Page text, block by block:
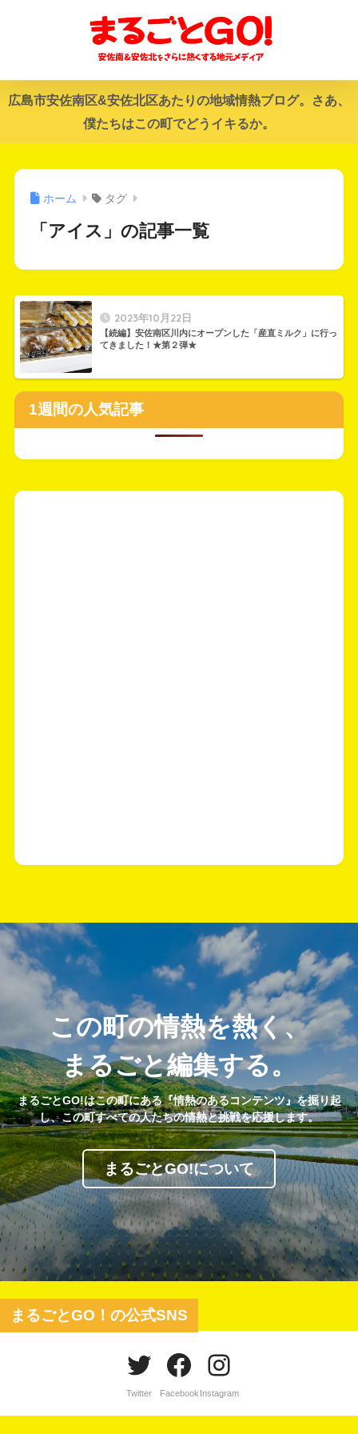
広島市安佐南区&安佐北区あたりの地域情熱ブログ。さあ、
僕たちはこの町でどうイキるか。
ホーム タグ
「アイス」の記事一覧
2023年10月22日
【続編】安佐南区川内にオープンした「産直ミルク」に行っ
てきました！★第２弾★
1週間の人気記事
この町の情熱を熱く、
まるごと編集する。
まるごとGO!はこの町にある『情熱のあるコンテンツ』を掘り起
し、この町すべての人たちの情熱と挑戦を応援します。
まるごとGO!について
まるごとGO！の公式SNS